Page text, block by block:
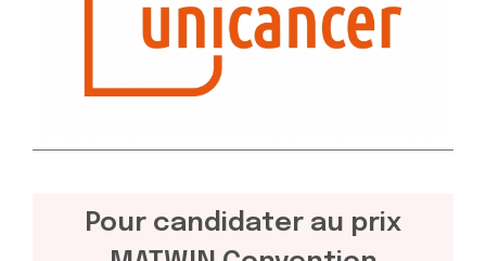
Pour candidater au prix